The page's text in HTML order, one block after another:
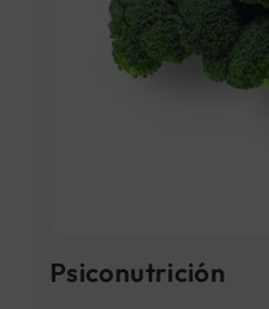
Psiconutrición